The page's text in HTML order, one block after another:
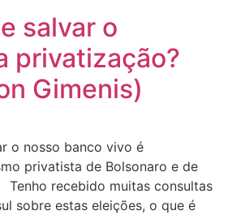
salvar o
privatização?
Gimenis)
o nosso banco vivo é
privatista de Bolsonaro e de
Tenho recebido muitas consultas
sobre estas eleições, o que é